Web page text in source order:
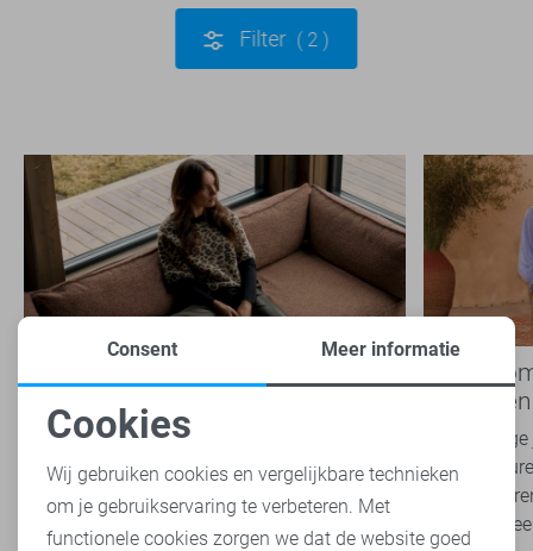
Filter 2
travelkwaliteit
Het najaar vraagt om kleding die comfortabel,
veelzijdig én stijlvol is. Met de nieuwe Lady
Day najaarscollectie 2026 ben je helemaal
Boho
overal
Van
zachte
Romance
het
Noodzakelijke cookies
Personalisatie cookies
Consent Meer informatie
Cookies
Wij gebruiken cookies en vergelijkbare technieken
om je gebruikservaring te verbeteren. Met
functionele cookies zorgen we dat de website goed